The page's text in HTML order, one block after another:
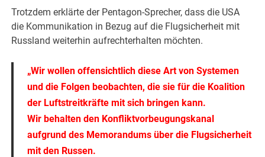
Trotzdem erklärte der Pentagon-Sprecher, dass die USA
die Kommunikation in Bezug auf die Flugsicherheit mit
Russland weiterhin aufrechterhalten möchten.
„Wir wollen offensichtlich diese Art von Systemen
und die Folgen beobachten, die sie für die Koalition
der Luftstreitkräfte mit sich bringen kann.
Wir behalten den Konfliktvorbeugungskanal
aufgrund des Memorandums über die Flugsicherheit
mit den Russen.